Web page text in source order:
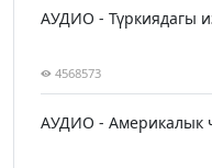
АУДИО - Түркиядагы
4568573
АУДИО - Америкалык